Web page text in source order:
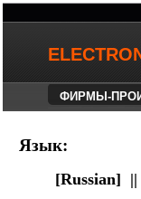
ФИРМЫ-
Язык:
[Russian] ||